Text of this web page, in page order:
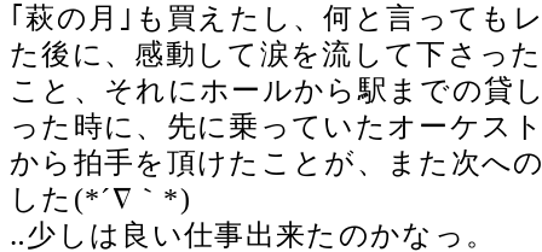
｢萩の月｣も買えたし、何と言っても
た後に、感動して涙を流して下さっ
こと、それにホールから駅までの貸
った時に、先に乗っていたオーケス
から拍手を頂けたことが、また次へ
した(*´∇｀*)
‥少しは良い仕事出来たのかなっ。